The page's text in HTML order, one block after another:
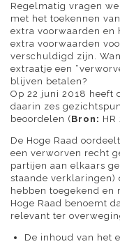
Regelmatig vragen
met het toekennen
extra voorwaarden en
extra voorwaarden
verschuldigd zijn.
extraatje een
blijven betalen?
Op 22 juni 2018 heeft
daarin zes
beoordelen (Bron: HR
De Hoge Raad
een verworven recht
partijen aan elkaars
staande verklaringen)
hebben toegekend
Hoge Raad benoemt
relevant ter
De inhoud van het